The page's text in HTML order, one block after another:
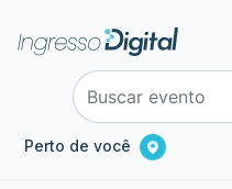
Perto de você